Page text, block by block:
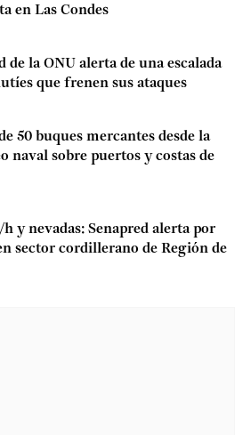
en Las Condes
de la ONU alerta de una escalada
que frenen sus ataques
50 buques mercantes desde la
naval sobre puertos y costas de
y nevadas: Senapred alerta por
sector cordillerano de Región de